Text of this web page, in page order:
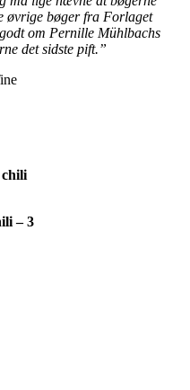
øvrige bøger fra Forlaget
om Pernille Mühlbachs
det sidste pift.”
– 3